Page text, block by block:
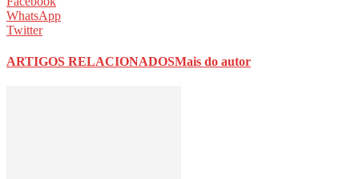
WhatsApp
Twitter
ARTIGOS RELACIONADOSMais do autor